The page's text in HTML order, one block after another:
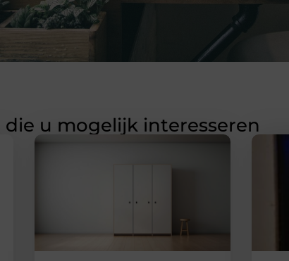
die u mogelijk interesseren